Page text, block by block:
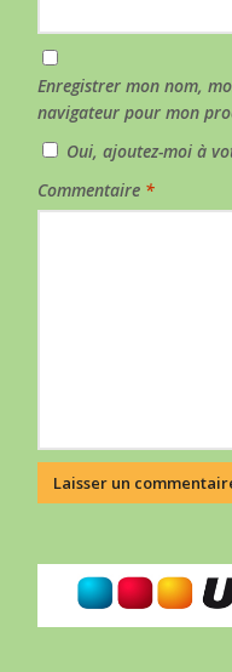
Enregistrer mon nom,
navigateur pour mon
Oui, ajoutez-moi à
Commentaire *